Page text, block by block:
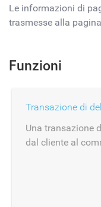
Le informazioni di
trasmesse alla
Funzioni
Transazione di
Una transazione
dal cliente al